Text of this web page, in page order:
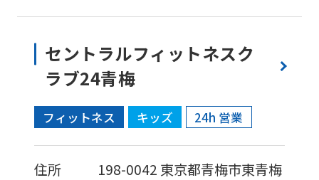
セントラルフィットネスク
ラブ24青梅
フィットネス キッズ 24h 営業
住所 198-0042 東京都青梅市東青梅